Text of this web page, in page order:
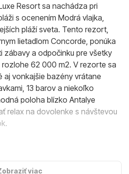
Resort sa nachádza pri
s ocenením Modrá vlajka,
pláží sveta. Tento rezort,
lietadlom Concorde, ponúka
zábavy a odpočinku pre všetky
62 000 m2. V rezorte sa
aj vonkajšie bazény vrátane
13 barov a niekoľko
poloha blízko Antalye
relax na dovolenke s návštevou
v Turecku, vzdialený 16 km od
viac